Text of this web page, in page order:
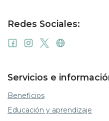
Redes Sociales:
Servicios e
Beneficios
Educación y aprendizaje